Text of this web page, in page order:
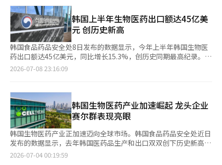
次协议将为阿利格罗的全球稳定供应提供保障，同时提升下一代生
物医药的开发竞争力。” 另一方面，GC诺西帕自主开发的免疫球
蛋白（IVIG）10%制剂阿利格罗自2023年获得美国食品药品监督
管理局（FDA）批准以来，仅在去年美国市场的销售额就达到了1
亿600万美元（约合1593亿元人民币）。※ 本报道经人工智能
（AI）系统翻译与编辑。
络，业务覆盖亚洲、欧洲和北美等地区。凭借标准化医疗体系、专
业医疗团队及持续的技术创新，爱尔眼科已成长为全球领先的眼科
医疗服务集团之一。
韩国上半年生物医药出口额达45亿美
元 创历史新高
韩国食品药品安全处8日发布的数据显示，今年上半年韩国生物医
药出口额达45亿美元，同比增长15.3%，创历史同期最高纪录。数
据显示，今年上半年生物医药出口额占韩国医药品出口总额的
76亿美元。韩国食品药品安全处预计，若下半年保持当前增长势
头，今年全年出口额有望再创历史新高。 今年上半年，韩国生物
医药产品出口至全球163个国家和地区。其中，瑞士以7.7亿美元位
居第一，占出口总额的17.1%；美国（6.1亿美元）、匈牙利（6亿
美元）、荷兰（4.5亿美元）和德国（4亿美元）位列其后。法国出
口额达1.6亿美元，首次跻身韩国生物医药出口目的地前十位。 按
产品类别看，重组蛋白药物出口额最高，达39.7亿美元；毒素及抗
毒素产品和疫苗出口额分别为2.8亿美元和1.2亿美元。 韩国食品药
2026-07-08 23:16:09
韩国生物医药产业加速崛起 龙头企业
赛尔群表现亮眼
韩国生物医药产业正加速迈向全球市场。韩国食品药品安全处近日
发布的数据显示，去年韩国医药品生产和出口双双创下历史新高，
医药品出口首次突破100亿美元大关。其中，韩国生物医药巨头赛
2026-07-04 00:19:59